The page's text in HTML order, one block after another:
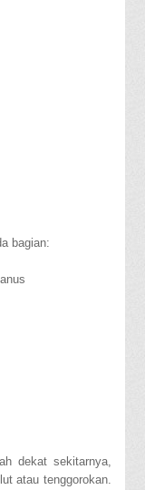
bagian:
dekat sekitarnya,
atau tenggorokan.